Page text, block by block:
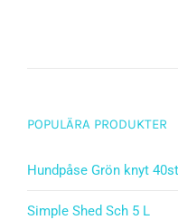
POPULÄRA PRODUKTER
Hundpåse Grön knyt 40st
Simple Shed Sch 5 L